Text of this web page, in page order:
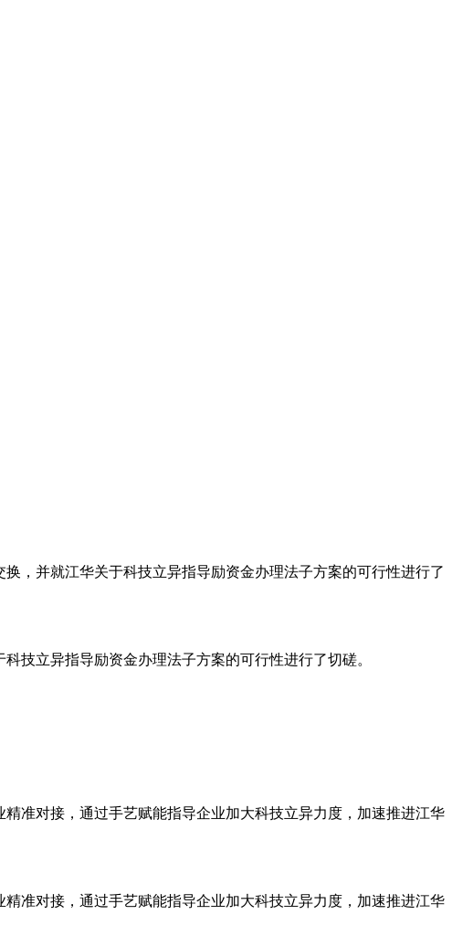
并就江华关于科技立异指导励资金办理法子方案的可行性进行了
立异指导励资金办理法子方案的可行性进行了切磋。
准对接，通过手艺赋能指导企业加大科技立异力度，加速推进江华
准对接，通过手艺赋能指导企业加大科技立异力度，加速推进江华